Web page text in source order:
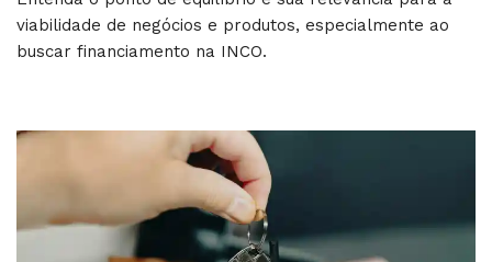
viabilidade de negócios e produtos, especialmente ao
buscar financiamento na INCO.